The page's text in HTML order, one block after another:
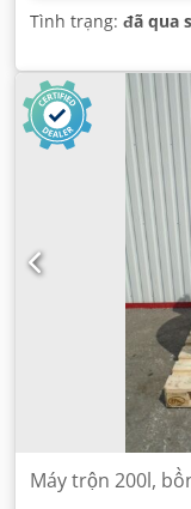
Tình trạng: đã qua
Máy trộn 200l,